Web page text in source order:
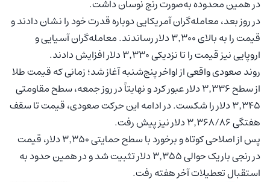
در همین محدوده به‌صورت رنج نوسان داشت.
در روز بعد، معامله‌گران آمریکایی دوباره قدرت خود را نشان دادند و
قیمت را به بالای ۳٬۳۰۰ دلار رساندند. معامله‌گران آسیایی و
اروپایی نیز قیمت را تا نزدیکی ۳٬۳۳۰ دلار افزایش دادند.
روند صعودی واقعی از اواخر پنج‌شنبه آغاز شد؛ زمانی که قیمت طلا
از سطح ۳٬۳۳۶ دلار عبور کرد و نهایتاً در روز جمعه، سطح مقاومتی
۳٬۳۴۵ دلار را شکست. در ادامه این حرکت صعودی، قیمت تا سقف
هفتگی ۳٬۳۶۸/۸۶ دلار نیز پیش رفت.
پس از اصلاحی کوتاه و برخورد با سطح حمایتی ۳٬۳۵۰ دلار، قیمت
در رنجی باریک حوالی ۳٬۳۵۵ دلار تثبیت شد و در همین حدود به
استقبال تعطیلات آخر هفته رفت.